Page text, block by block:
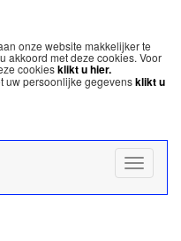
onze website makkelijker te
akkoord met deze cookies. Voor
cookiesklikt u hier.
uw persoonlijke gegevensklikt u